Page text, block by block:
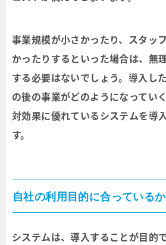
事業規模が小さかったり、スタッ
かったりするといった場合は、無
する必要はないでしょう。導入し
の後の事業がどのようになってい
対効果に優れているシステムを導
す。
自社の利用目的に合っているか
システムは、導入することが目的